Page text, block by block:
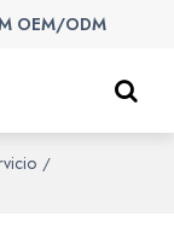
OEM/ODM
/